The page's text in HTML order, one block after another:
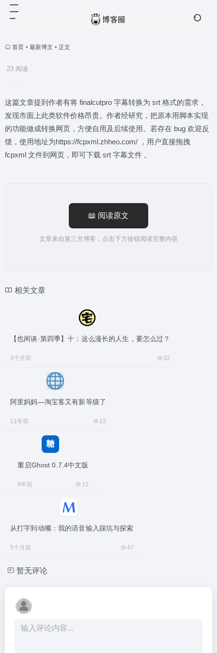
首页 • 最新博文 • 正文
23 阅读
这篇文章提到作者有将 finalcutpro 字幕转换为 srt 格式的需求，
发现市面上此类软件价格昂贵。作者经研究，把原本用脚本实现
的功能做成转换网页，方便自用及后续使用。若存在 bug 欢迎反
馈，使用地址为https://fcpxml.zhheo.com/ ，用户直接拖拽
fcpxml 文件到网页，即可下载 srt 字幕文件 。
📖 阅读原文
文章来自第三方博客，点击下方按钮阅读完整内容
相关文章
【也闲谈·第四季】十：这么漫长的人生，要怎么过？
3个月前 32
阿里妈妈—淘宝客又有新等级了
11年前 22
重启Ghost 0.7.4中文版
9年前 12
从打字到动嘴：我的语音输入踩坑与探索
5个月前 47
暂无评论